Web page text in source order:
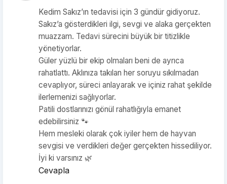
Kedim Sakız’ın tedavisi için 3 gündür gidiyoruz.
Sakız’a gösterdikleri ilgi, sevgi ve alaka gerçekten
muazzam. Tedavi sürecini büyük bir titizlikle
yönetiyorlar.
Güler yüzlü bir ekip olmaları beni de ayrıca
rahatlattı. Aklınıza takılan her soruyu sıkılmadan
cevaplıyor, süreci anlayarak ve içiniz rahat şekilde
ilerlemenizi sağlıyorlar.
Patili dostlarınızı gönül rahatlığıyla emanet
edebilirsiniz 🐾
Hem mesleki olarak çok iyiler hem de hayvan
sevgisi ve verdikleri değer gerçekten hissediliyor.
İyi ki varsınız 🌿
Cevapla